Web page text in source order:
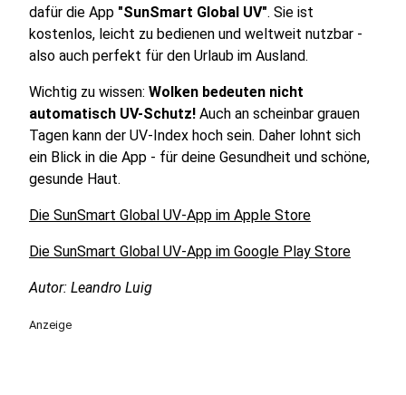
dafür die App "SunSmart Global UV". Sie ist
kostenlos, leicht zu bedienen und weltweit nutzbar -
also auch perfekt für den Urlaub im Ausland.
Wichtig zu wissen: Wolken bedeuten nicht
automatisch UV-Schutz! Auch an scheinbar grauen
Tagen kann der UV-Index hoch sein. Daher lohnt sich
ein Blick in die App - für deine Gesundheit und schöne,
gesunde Haut.
Die SunSmart Global UV-App im Apple Store
Die SunSmart Global UV-App im Google Play Store
Autor: Leandro Luig
Anzeige